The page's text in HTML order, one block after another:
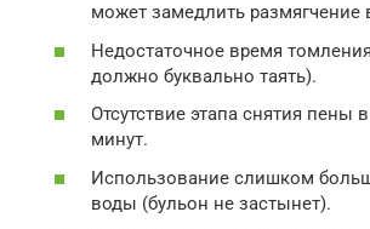
может замедлить размягчение
Недостаточное время
должно буквально таять).
Отсутствие этапа снятия пены
минут.
Использование слишком
воды (бульон не застынет).